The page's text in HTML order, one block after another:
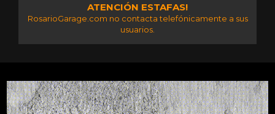
ATENCIÓN ESTAFAS!
RosarioGarage.com no contacta telefónicamente a sus
usuarios.